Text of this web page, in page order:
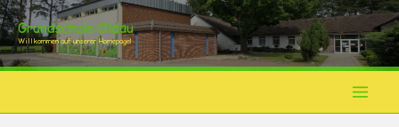
Zum
Inhalt
springen
Grundschule Oldau
Willkommen auf unserer Homepage!